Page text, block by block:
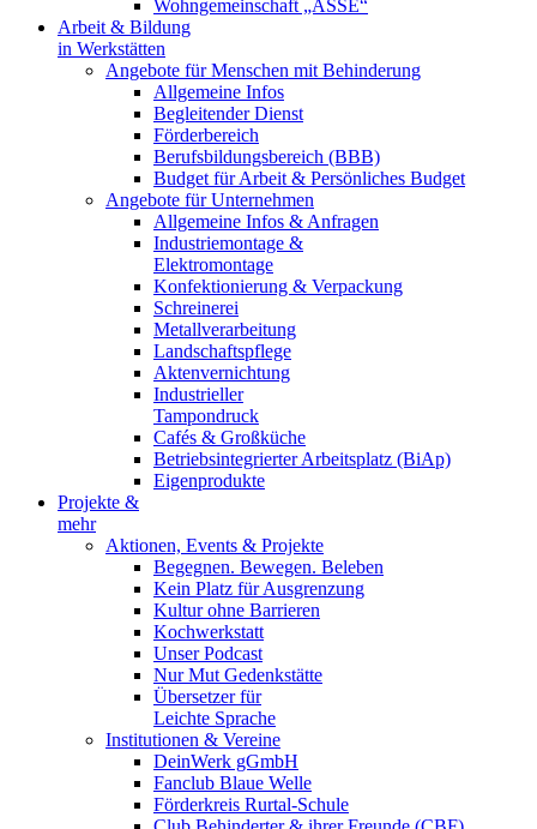
Wohngemeinschaft „ASSE“
Arbeit & Bildung
in Werkstätten
Angebote für Menschen mit Behinderung
Allgemeine Infos
Begleitender Dienst
Förderbereich
Berufsbildungsbereich (BBB)
Budget für Arbeit & Persönliches Budget
Angebote für Unternehmen
Allgemeine Infos & Anfragen
Industriemontage &
Elektromontage
Konfektionierung & Verpackung
Schreinerei
Metallverarbeitung
Landschaftspflege
Aktenvernichtung
Industrieller
Tampondruck
Cafés & Großküche
Betriebsintegrierter Arbeitsplatz (BiAp)
Eigenprodukte
Projekte &
mehr
Aktionen, Events & Projekte
Begegnen. Bewegen. Beleben
Kein Platz für Ausgrenzung
Kultur ohne Barrieren
Kochwerkstatt
Unser Podcast
Nur Mut Gedenkstätte
Übersetzer für
Leichte Sprache
Institutionen & Vereine
DeinWerk gGmbH
Fanclub Blaue Welle
Förderkreis Rurtal-Schule